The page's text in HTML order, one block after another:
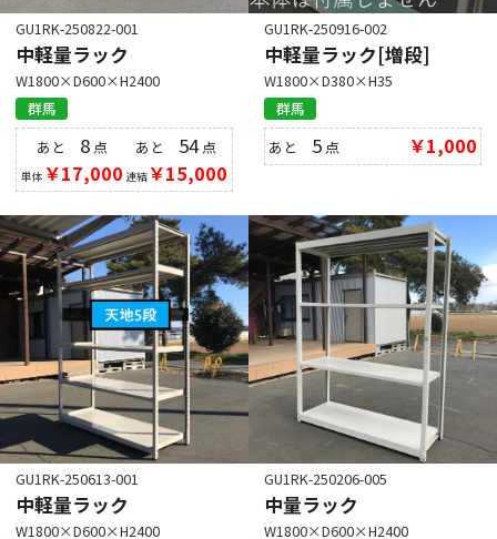
GU1RK-250822-001
中軽量ラック
W1800×D600×H2400
群馬
あと 8 点
単体 ￥17,000
あと 54点
連結￥15,000
GU1RK-250916-002
中軽量ラック[増段]
W1800×D380×H35
群馬
あと 5 点 ￥1,000
GU1RK-250613-001
中軽量ラック
W1800×D600×H2400
GU1RK-250206-005
中量ラック
W1800×D600×H2400